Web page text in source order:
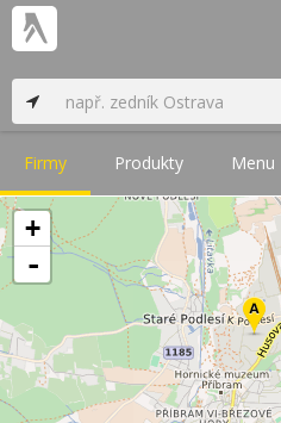
Firmy Produkty Menu
+
-